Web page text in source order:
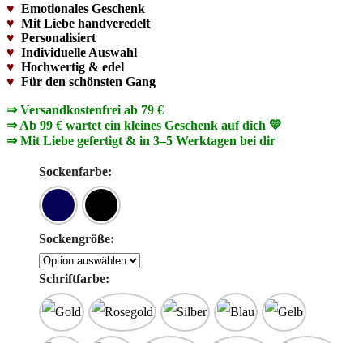
♥ Emotionales Geschenk
♥ Mit Liebe handveredelt
♥ Personalisiert
♥ Individuelle Auswahl
♥ Hochwertig & edel
♥ Für den schönsten Gang
⇒ Versandkostenfrei ab 79 €
⇒ Ab 99 € wartet ein kleines Geschenk auf dich 💛
⇒ Mit Liebe gefertigt & in 3–5 Werktagen bei dir
Sockenfarbe:
Sockengröße:
Schriftfarbe: